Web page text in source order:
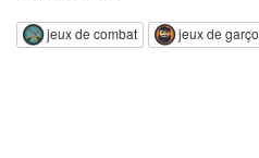
jeux de combat jeux de